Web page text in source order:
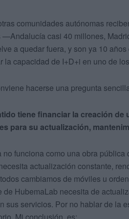
comunidades autónomas
—Andalucía casi 40 millones,
a quedar fuera, y son ya 10
la capacidad de I+D+i en uno de
hacerse una pregunta
tiene financiar la creación
para su actualización,
no funciona como una obra
actualización constante,
cambiamos de móviles u
de HubemaLab necesita de
sus servicios. Por no hablar de la